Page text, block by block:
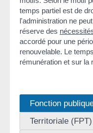
temps partiel est de
l'administration ne
réserve des
accordé pour une
renouvelable. Le
rémunération et sur la
Fonction
Territoriale (FPT)